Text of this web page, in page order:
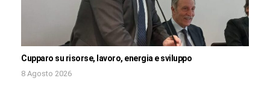
Cupparo su risorse, lavoro, energia e sviluppo
8 Agosto 2026